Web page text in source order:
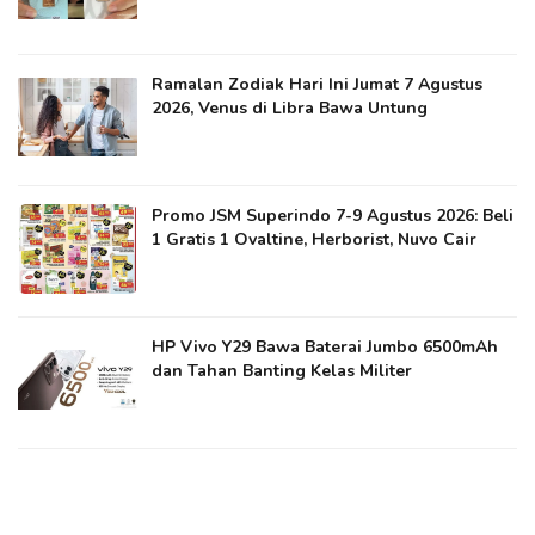
Ramalan Zodiak Hari Ini Jumat 7 Agustus
2026, Venus di Libra Bawa Untung
Promo JSM Superindo 7-9 Agustus 2026: Beli
1 Gratis 1 Ovaltine, Herborist, Nuvo Cair
HP Vivo Y29 Bawa Baterai Jumbo 6500mAh
dan Tahan Banting Kelas Militer